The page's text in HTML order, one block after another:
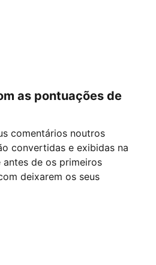
as pontuações de
comentários noutros
convertidas e exibidas na
de os primeiros
deixarem os seus